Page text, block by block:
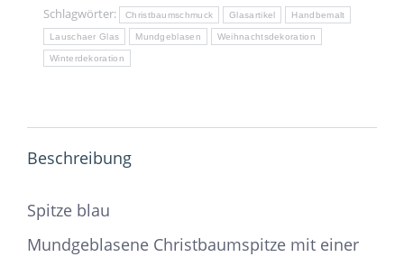
Schlagwörter:
Christbaumschmuck Glasartikel Handbemalt
Lauschaer Glas Mundgeblasen Weihnachtsdekoration
Winterdekoration
Beschreibung
Spitze blau
Mundgeblasene Christbaumspitze mit einer